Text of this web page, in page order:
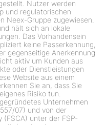
Nutzer werden
und regulatorischen
Neex-Gruppe zugewiesen.
hält sich an lokale
Das Vorhandensein
keine Passerkennung,
gegenseitige Anerkennung
aktiv um Kunden aus
oder Dienstleistungen
Website aus einem
Sie an, dass Sie
Risiko tun.
Unternehmen
07) und von der
unter der FSP-